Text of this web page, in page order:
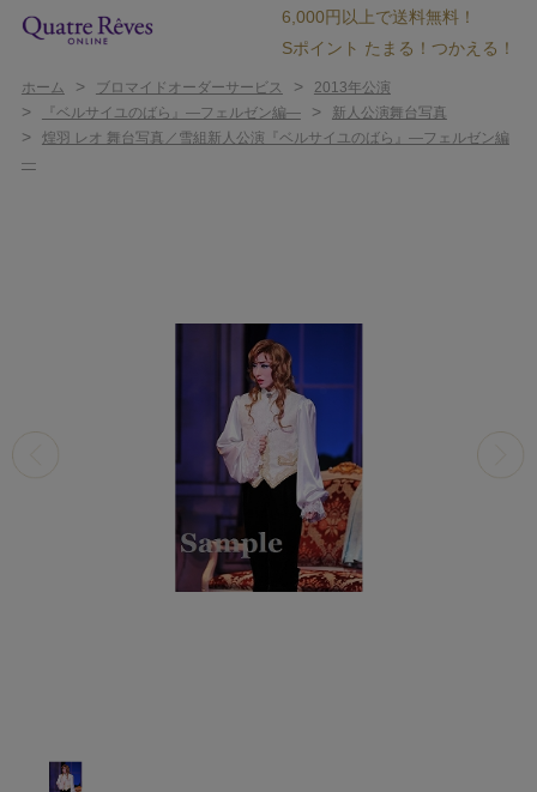
6,000円以上で送料無料！
Sポイント たまる！つかえる！
ホーム > ブロマイドオーダーサービス > 2013年公演
> 『ベルサイユのばら』―フェルゼン編― > 新人公演舞台写真
>
煌羽 レオ 舞台写真／雪組新人公演『ベルサイユのばら』―フェルゼン編
―